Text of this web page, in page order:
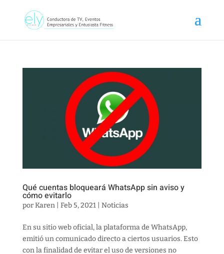
Qué cuentas bloqueará WhatsApp sin aviso y
cómo evitarlo
porKaren| Feb 5, 2021| Noticias
En su sitio web oficial, la plataforma de WhatsApp,
emitió un comunicado directo a ciertos usuarios. Esto
con la finalidad de evitar el uso de versiones no